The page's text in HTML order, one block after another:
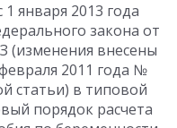
1 января 2013 года
закона от
(изменения внесены
2011 года №
статьи) в типовой
порядок расчета